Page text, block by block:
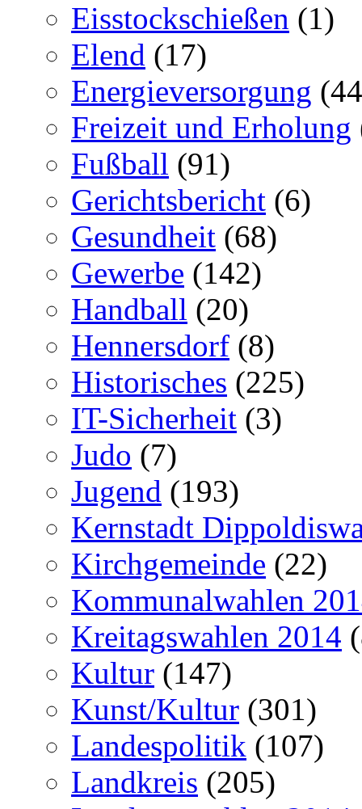
Eisstockschießen (1)
Elend (17)
Energieversorgung
Freizeit und Erholung
Fußball (91)
Gerichtsbericht (6)
Gesundheit (68)
Gewerbe (142)
Handball (20)
Hennersdorf (8)
Historisches (225)
IT-Sicherheit (3)
Judo (7)
Jugend (193)
Kernstadt
Kirchgemeinde (22)
Kommunalwahlen
Kreitagswahlen 2014
Kultur (147)
Kunst/Kultur (301)
Landespolitik (107)
Landkreis (205)